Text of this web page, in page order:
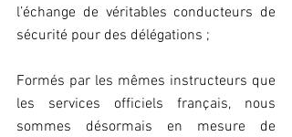
l’échange de véritables conducteurs de
sécurité pour des délégations ;
Formés par les mêmes instructeurs que
les services officiels français, nous
sommes désormais en mesure de